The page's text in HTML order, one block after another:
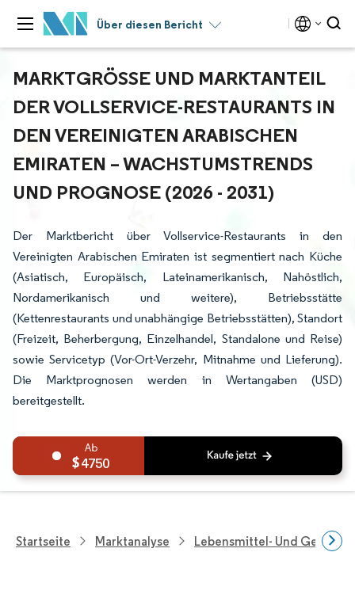
Über diesen Bericht
MARKTGRÖSSE UND MARKTANTEIL D
ER VOLLSERVICE-RESTAURANTS IN D
EN VEREINIGTEN ARABISCHEN E
MIRATEN – WACHSTUMSTRENDS U
ND PROGNOSE (2026 - 2031)
Der Marktbericht über Vollservice-Restaurants in den
Vereinigten Arabischen Emiraten ist segmentiert nach Küche
(Asiatisch, Europäisch, Lateinamerikanisch, Nahöstlich,
Nordamerikanisch und weitere), Betriebsstätte
(Kettenrestaurants und unabhängige Betriebsstätten), Standort
(Freizeit, Beherbergung, Einzelhandel, Standalone und Reise)
sowie Servicetyp (Vor-Ort-Verzehr, Mitnahme und Lieferung).
Die Marktprognosen werden in Wertangaben (USD)
bereitgestellt.
4750
Startseite Marktanalyse Lebensmittel- Und